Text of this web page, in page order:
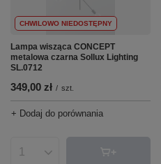
CHWILOWO NIEDOSTĘPNY
Lampa wisząca CONCEPT
metalowa czarna Sollux Lighting
SL.0712
349,00 zł / szt.
+ Dodaj do porównania
Ilość produktów